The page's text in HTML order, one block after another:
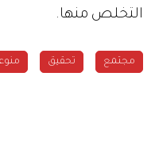
التخلص منها.
مجتمع تحقيق